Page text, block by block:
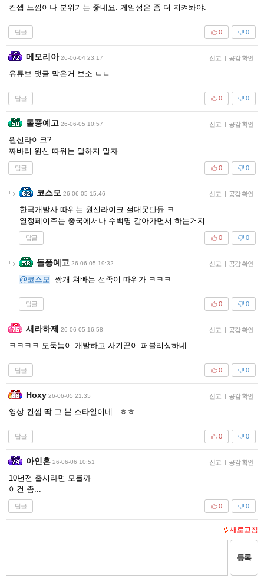
컨셉 느낌이나 분위기는 좋네요. 게임성은 좀 더 지켜봐야.
답글 0
0
메모리아 26-06-04 23:17 신고 | 공감 확인
유튜브 댓글 막은거 보소 ㄷㄷ
답글 0
0
돌풍예고 26-06-05 10:57 신고 | 공감 확인
원신라이크?
짜바리 원신 따위는 말하지 말자
답글 0
0
코스모 26-06-05 15:46 신고 | 공감 확인
한국개발사 따위는 원신라이크 절대못만듦 ㅋ
열정페이주는 중국에서나 수백명 갈아가면서 하는거지
답글 0
0
돌풍예고 26-06-05 19:32 신고 | 공감 확인
@코스모 짱개 쳐빠는 선족이 따위가 ㅋㅋㅋ
답글 0
0
새라하제 26-06-05 16:58 신고 | 공감 확인
ㅋㅋㅋㅋ 도둑놈이 개발하고 사기꾼이 퍼블리싱하네
답글 0
0
Hoxy 26-06-05 21:35 신고 | 공감 확인
영상 컨셉 딱 그 분 스타일이네...ㅎㅎ
답글 0
0
아인혼 26-06-06 10:51 신고 | 공감 확인
10년전 출시라면 모를까
이건 좀...
답글 0
0
새로고침
등록